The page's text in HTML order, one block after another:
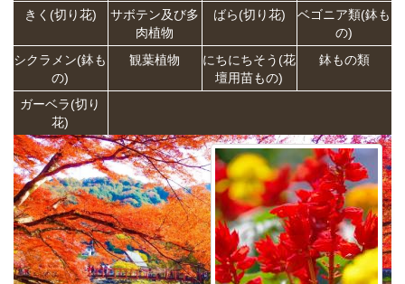
きく(切り花)
サボテン及び多
肉植物
ばら(切り花)
ベゴニア類(鉢も
の)
シクラメン(鉢も
の)
観葉植物
にちにちそう(花
壇用苗もの)
鉢もの類
ガーベラ(切り
花)